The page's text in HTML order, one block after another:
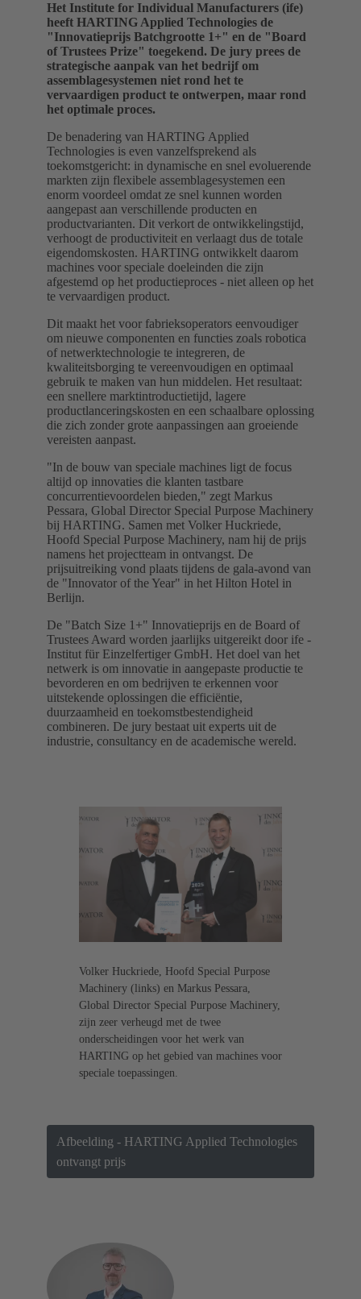
Het Institute for Individual Manufacturers (ife)
heeft HARTING Applied Technologies de
"Innovatieprijs Batchgrootte 1+" en de "Board
of Trustees Prize" toegekend. De jury prees de
strategische aanpak van het bedrijf om
assemblagesystemen niet rond het te
vervaardigen product te ontwerpen, maar rond
het optimale proces.
De benadering van HARTING Applied
Technologies is even vanzelfsprekend als
toekomstgericht: in dynamische en snel evoluerende
markten zijn flexibele assemblagesystemen een
enorm voordeel omdat ze snel kunnen worden
aangepast aan verschillende producten en
productvarianten. Dit verkort de ontwikkelingstijd,
verhoogt de productiviteit en verlaagt dus de totale
eigendomskosten. HARTING ontwikkelt daarom
machines voor speciale doeleinden die zijn
afgestemd op het productieproces - niet alleen op het
te vervaardigen product.
Dit maakt het voor fabrieksoperators eenvoudiger
om nieuwe componenten en functies zoals robotica
of netwerktechnologie te integreren, de
kwaliteitsborging te vereenvoudigen en optimaal
gebruik te maken van hun middelen. Het resultaat:
een snellere marktintroductietijd, lagere
productlanceringskosten en een schaalbare oplossing
die zich zonder grote aanpassingen aan groeiende
vereisten aanpast.
"In de bouw van speciale machines ligt de focus
altijd op innovaties die klanten tastbare
concurrentievoordelen bieden," zegt Markus
Pessara, Global Director Special Purpose Machinery
bij HARTING. Samen met Volker Huckriede,
Hoofd Special Purpose Machinery, nam hij de prijs
namens het projectteam in ontvangst. De
prijsuitreiking vond plaats tijdens de gala-avond van
de "Innovator of the Year" in het Hilton Hotel in
Berlijn.
De "Batch Size 1+" Innovatieprijs en de Board of
Trustees Award worden jaarlijks uitgereikt door ife -
Institut für Einzelfertiger GmbH. Het doel van het
netwerk is om innovatie in aangepaste productie te
bevorderen en om bedrijven te erkennen voor
uitstekende oplossingen die efficiëntie,
duurzaamheid en toekomstbestendigheid
combineren. De jury bestaat uit experts uit de
industrie, consultancy en de academische wereld.
Volker Huckriede, Hoofd Special Purpose
Machinery (links) en Markus Pessara,
Global Director Special Purpose Machinery,
zijn zeer verheugd met de twee
onderscheidingen voor het werk van
HARTING op het gebied van machines voor
speciale toepassingen.
Afbeelding - HARTING Applied Technologies
ontvangt prijs